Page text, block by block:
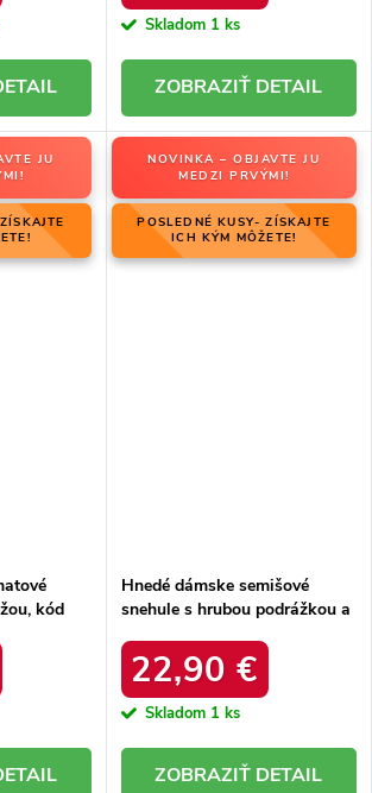
Skladom 1 ks
DETAIL
JU
kód
NOVINKA – OBJAVTE JU
MEDZI PRVÝMI!
POSLEDNÉ KUSY- ZÍSKAJTE
ICH KÝM MÔŽETE!
Hnedé dámske semišové
snehule s hrubou podrážkou a
produktu OO274A098
22,90 €
Skladom 1 ks
DETAIL